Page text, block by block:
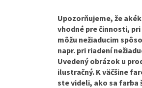
Upozorňujeme, že
vhodné pre činnosti,
môžu nežiaducim
napr. pri riadení
Uvedený obrázok u
ilustračný. K väčšine
ste videli, ako sa farba